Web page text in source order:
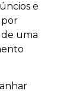
e
por
uma